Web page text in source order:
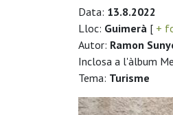
Data: 13.8.2022
Lloc: Guimerà [ +
Autor: Ramon
Inclosa a l'àlbum
Tema: Turisme